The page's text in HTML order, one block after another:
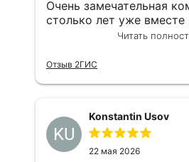
Очень замечательная
столько лет уже вместе
сделка на высшем
замечательная,огромное
Читать
Отзыв 2ГИС
KU
Konstantin Usov
22 мая 2026